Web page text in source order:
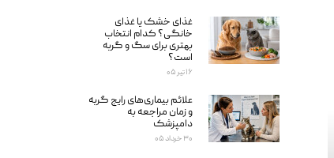
غذای خشک یا غذای
خانگی؟ کدام انتخاب
بهتری برای سگ و گربه
است؟
۱۶ تیر ۰۵
علائم بیماری‌های رایج گربه
و زمان مراجعه به
دامپزشک
۳۰ خرداد ۰۵